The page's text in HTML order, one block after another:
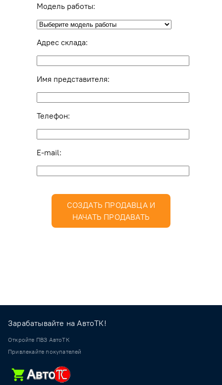
Модель работы:
Адрес склада:
Имя представителя:
Телефон:
E-mail:
СОЗДАТЬ ПРОДАВЦА И
НАЧАТЬ ПРОДАВАТЬ
Зарабатывайте на АвтоТК!
Откройте ПВЗ АвтоТК
Привлекайте покупателей